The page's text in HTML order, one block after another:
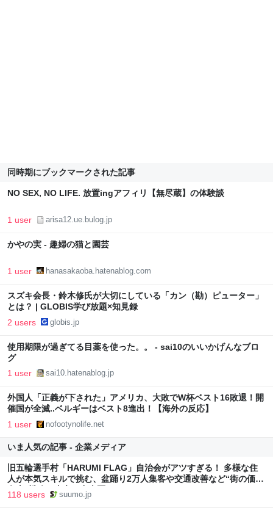
同時期にブックマークされた記事
NO SEX, NO LIFE. 放置ingアフィリ【無尽蔵】の体験談
1 user arisa12.ue.bulog.jp
かやの実 - 趣婦の猫と園芸
1 user hanasakaoba.hatenablog.com
スズキ会長・鈴木修氏が大切にしている「カン（勘）ピューター」
とは？ | GLOBIS学び放題×知見録
2 users globis.jp
使用期限が過ぎてる目薬を使った。。 - sai10のいいかげんなブロ
グ
1 user sai10.hatenablog.jp
外国人「正義が下された」アメリカ、大敗でW杯ベスト16敗退！開
催国が全滅..ベルギーはベスト8進出！【海外の反応】
1 user nofootynolife.net
いま人気の記事 - 企業メディア
旧五輪選手村「HARUMI FLAG」自治会がアツすぎる！ 多様な住
人が本気スキルで挑む、盆踊り2万人集客や交通改善など“街の価値
向上”戦略 東京・中央区
118 users suumo.jp